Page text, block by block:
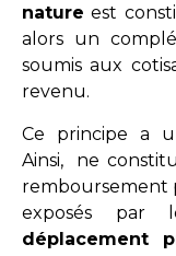
nature est
alors un
soumis aux
revenu.
Ce principe a
Ainsi, ne
remboursement
exposés par
déplacement